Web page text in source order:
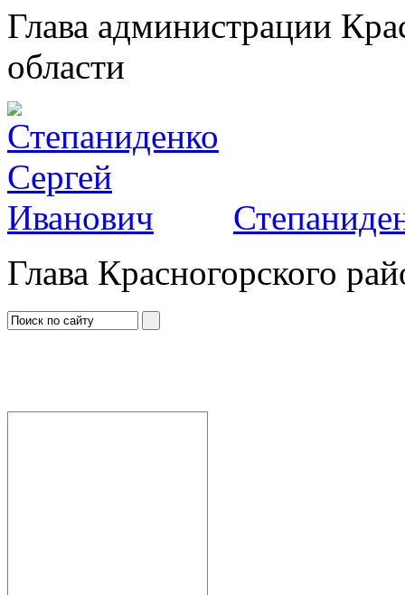
Глава администрации
области
Глава Красногорского